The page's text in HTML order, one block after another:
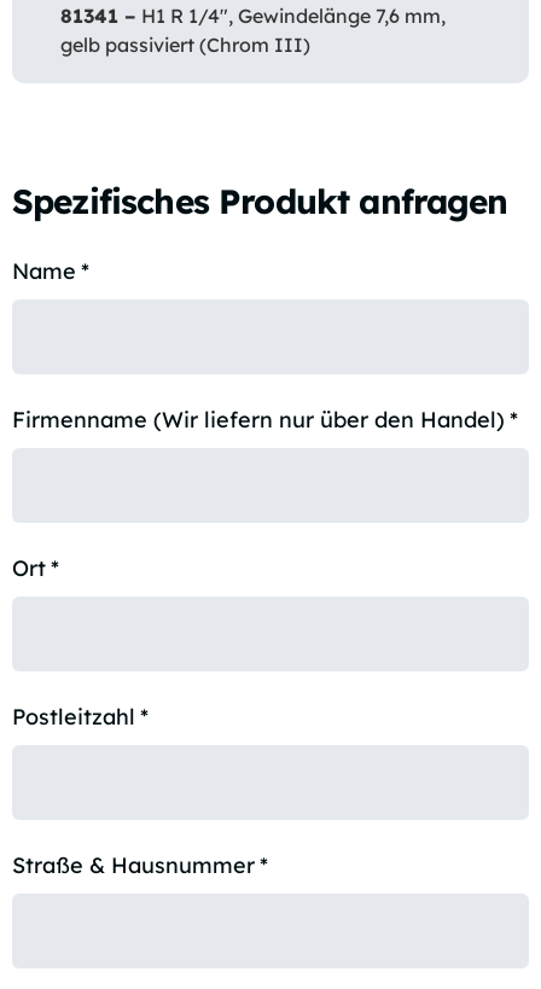
81341 – H1 R 1/4″, Gewindelänge 7,6 mm,
gelb passiviert (Chrom III)
Spezifisches Produkt anfragen
Name *
Firmenname (Wir liefern nur über den Handel) *
Ort*
Postleitzahl *
Straße & Hausnummer*